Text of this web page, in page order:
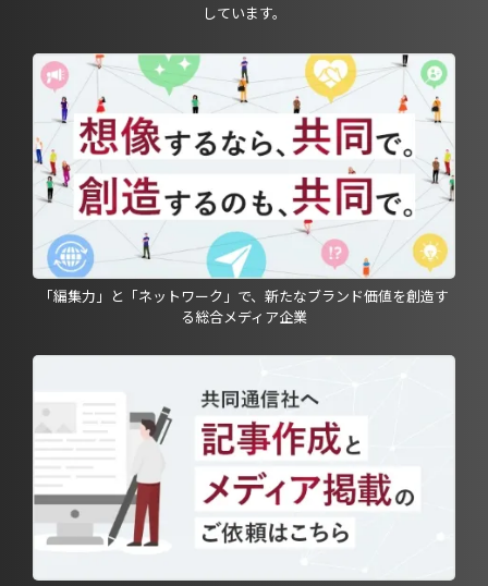
しています。
「編集力」と「ネットワーク」で、新たなブランド価値を創造す
る総合メディア企業